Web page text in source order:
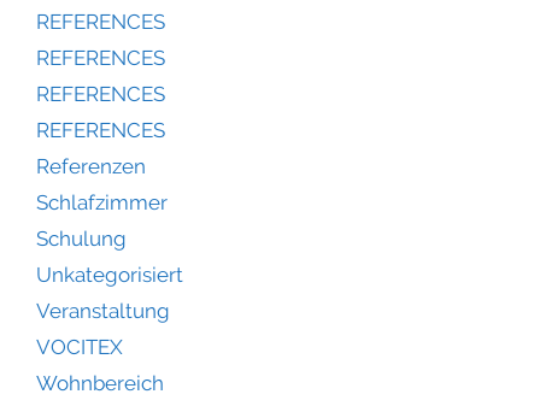
REFERENCES
REFERENCES
REFERENCES
REFERENCES
Referenzen
Schlafzimmer
Schulung
Unkategorisiert
Veranstaltung
VOCITEX
Wohnbereich